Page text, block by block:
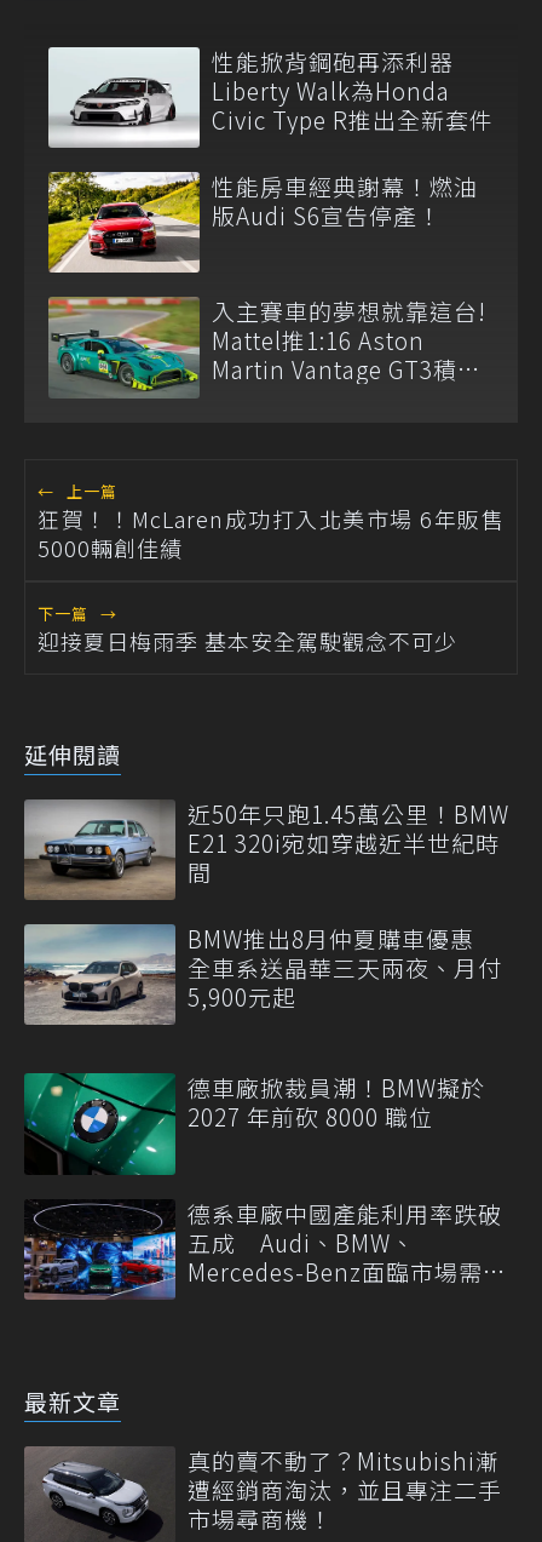
性能掀背鋼砲再添利器
Liberty Walk為Honda
Civic Type R推出全新套件
性能房車經典謝幕！燃油
版Audi S6宣告停產！
入主賽車的夢想就靠這台!
Mattel推1:16 Aston
Martin Vantage GT3積木
← 上一篇
狂賀！！McLaren成功打入北美市場 6年販售
5000輛創佳績
下一篇 →
迎接夏日梅雨季 基本安全駕駛觀念不可少
延伸閱讀
近50年只跑1.45萬公里！BMW
E21 320i宛如穿越近半世紀時
間
BMW推出8月仲夏購車優惠
全車系送晶華三天兩夜、月付
5,900元起
德車廠掀裁員潮！BMW擬於
2027 年前砍 8000 職位
德系車廠中國產能利用率跌破
五成 Audi、BMW、
Mercedes-Benz面臨市場需求
最新文章
真的賣不動了？Mitsubishi漸
遭經銷商淘汰，並且專注二手
市場尋商機！